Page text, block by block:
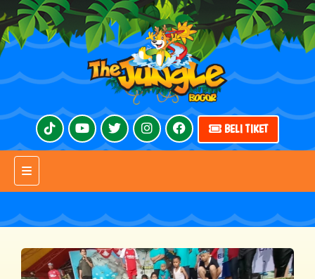
BELI TIKET
Toggle navigation